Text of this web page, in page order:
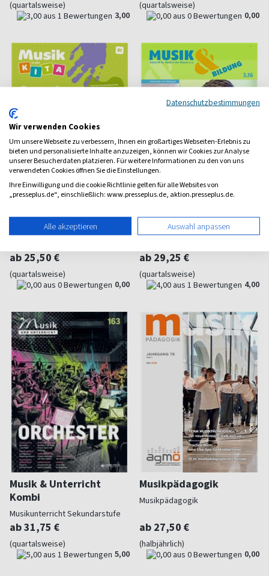
(quartalsweise)
3,00
(quartalsweise)
0,00
Musik in der Kita Kombi
ab 25,50 €
(quartalsweise)
0,00
Musik & Bildung Plus-
Fachzeitschrift
ab 29,25 €
(quartalsweise)
4,00
Musik & Unterricht
Kombi
Musikunterricht Sekundarstufe
ab 31,75 €
(quartalsweise)
5,00
Musikpädagogik
Musikpädagogik
ab 27,50 €
(halbjährlich)
0,00
Datenschutzbestimmungen
Wir verwenden Cookies
Um unsere Webseite zu verbessern, Ihnen ein großartiges Webseiten-Erlebnis zu
bieten und personalisierte Inhalte anzuzeigen, können wir Cookies zur Analyse
unserer Besucherdaten platzieren. Für weitere Informationen zu den von uns
verwendeten Cookies öffnen Sie die Einstellungen.
Ihre Einwilligung und die cookie Richtlinie gelten für alle Websites von
„presseplus.de“, einschließlich: www.presseplus.de, aktion.presseplus.de.
Alle akzeptieren Auswahl anpassen